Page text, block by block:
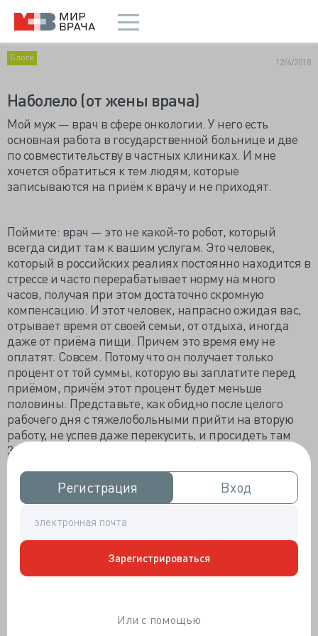
Регистрация
Регистрация Вход
Вход
Зарегистрироваться
Или с помощью
Блоги 12/6/2018
Наболело (от жены врача)
Мой муж — врач в сфере онкологии. У него есть
основная работа в государственной больнице и две
по совместительству в частных клиниках. И мне
хочется обратиться к тем людям, которые
записываются на приём к врачу и не приходят.
Поймите: врач — это не какой-то робот, который
всегда сидит там к вашим услугам. Это человек,
который в российских реалиях постоянно находится в
стрессе и часто перерабатывает норму на много
часов, получая при этом достаточно скромную
компенсацию. И этот человек, напрасно ожидая вас,
отрывает время от своей семьи, от отдыха, иногда
даже от приёма пищи. Причем это время ему не
оплатят. Совсем. Потому что он получает только
процент от той суммы, которую вы заплатите перед
приёмом, причём этот процент будет меньше
половины. Представьте, как обидно после целого
рабочего дня с тяжелобольными прийти на вторую
работу, не успев даже перекусить, и просидеть там
3−4 часа, приняв за всё время одного пациента, и
прийти домой в десятом часу вечера, заработав при
этом меньше, чем вышло бы на раздаче листовок,
например.
Конечно, хотелось бы, чтобы и клиники что-то с этим
систему, где ты сам должен позвонить накануне и
подтвердить, что придёшь, иначе твоя бронь
пропадает, или как-то компенсировали потерянное
понятно: нужно заманить как можно больше
клиентов, а люди не любят платить заранее. С